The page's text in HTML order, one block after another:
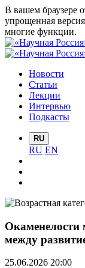
В вашем браузере
упрощенная
многие функции.
Новости
Статьи
Лекции
Интервью
Подкасты
RU
RU EN
Окаменелости
между
25.06.2026 20:00